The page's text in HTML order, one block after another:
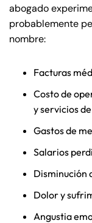
abogado
probablemente
nombre:
Facturas
Costo de
y servicios
Gastos de
Salarios
Disminución
Dolor y
Angustia